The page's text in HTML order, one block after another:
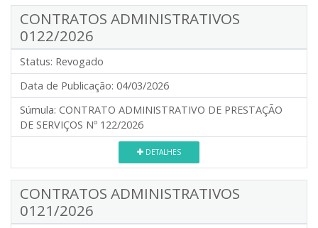
CONTRATOS ADMINISTRATIVOS
0122/2026
Status: Revogado
Data de Publicação: 04/03/2026
Súmula: CONTRATO ADMINISTRATIVO DE PRESTAÇÃO
DE SERVIÇOS Nº 122/2026
DETALHES
CONTRATOS ADMINISTRATIVOS
0121/2026